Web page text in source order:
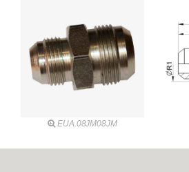
EUA.08JM08JM